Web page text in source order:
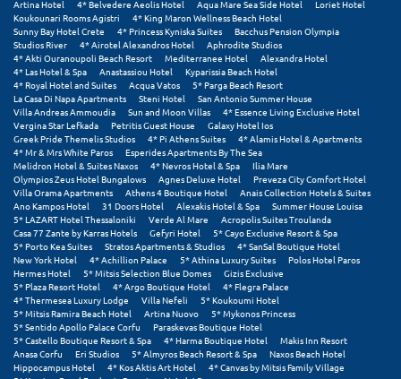
Μ
Μάνη
Μαραθώνας Αττικής
Μαρώνεια
Μεθώνη
Μεσολόγγι
Μεσσηνία
Μετέωρα
Μέτσοβο
Μήλος
Μονεμβασιά
Artina Hotel
4* Belvedere Aeolis Hotel Aqua Mare Sea Side Hotel
Loriet Hotel
Koukounari Rooms Agistri
4* King Maron Wellness Beach Hotel
Sunny Bay Hotel Crete
4* Princess Kyniska Suites
Bacchus Pension Olympia
Studios River
4* Airotel Alexandros Hotel
Aphrodite Studios
4* Akti Ouranoupoli Beach Resort
Mediterranee Hotel
Alexandra Hotel
4* Las Hotel & Spa
Anastassiou Hotel
Kyparissia Beach Hotel
4* Royal Hotel and Suites
Acqua Vatos
5* Parga Beach Resort
La Casa Di Napa Apartments
Steni Hotel
San Antonio Summer House
Villa Andreas Ammoudia
Sun and Moon Villas
4* Essence Living Exclusive Hotel
Vergina Star Lefkada
Petritis Guest House
Galaxy Hotel Ios
Greek Pride Themelis Studios
4* Pi Athens Suites
4* Alamis Hotel & Apartments
4* Mr & Mrs White Paros
Esperides Apartments By The Sea
Melidron Hotel & Suites Naxos
4* Nevros Hotel & Spa
Ilia Mare
Olympios Zeus Hotel Bungalows
Agnes Deluxe Hotel
Preveza City Comfort Hotel
Villa Orama Apartments
Athens 4 Boutique Hotel
Anais Collection Hotels & Suites
Ano Kampos Hotel
31 Doors Hotel Alexakis Hotel & Spa
Summer House Louisa
5* LAZART Hotel Thessaloniki
Verde Al Mare
Acropolis Suites Troulanda
Casa 77 Zante by Karras Hotels
Gefyri Hotel
5* Cayo Exclusive Resort & Spa
5* Porto Kea Suites
Stratos Apartments & Studios
4* SanSal Boutique Hotel
New York Hotel
4* Achillion Palace 5* Athina Luxury Suites
Polos Hotel Paros
Hermes Hotel
5* Mitsis Selection Blue Domes
Gizis Exclusive
5* Plaza Resort Hotel
4* Argo Boutique Hotel
4* Flegra Palace
4* Thermesea Luxury Lodge
Villa Nefeli
5* Koukoumi Hotel
5* Mitsis Ramira Beach Hotel
Artina Nuovo
5* Mykonos Princess
5* Sentido Apollo Palace Corfu
Paraskevas Boutique Hotel
5* Castello Boutique Resort & Spa
4* Harma Boutique Hotel
Makis Inn Resort
Anasa Corfu
Eri Studios 5* Almyros Beach Resort & Spa
Naxos Beach Hotel
Hippocampus Hotel
4* Kos Aktis Art Hotel
4* Canvas by Mitsis Family Village